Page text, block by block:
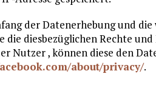
der Datenerhebung und
die diesbezüglichen Rechte
Nutzer , können diese den
about/privacy/.